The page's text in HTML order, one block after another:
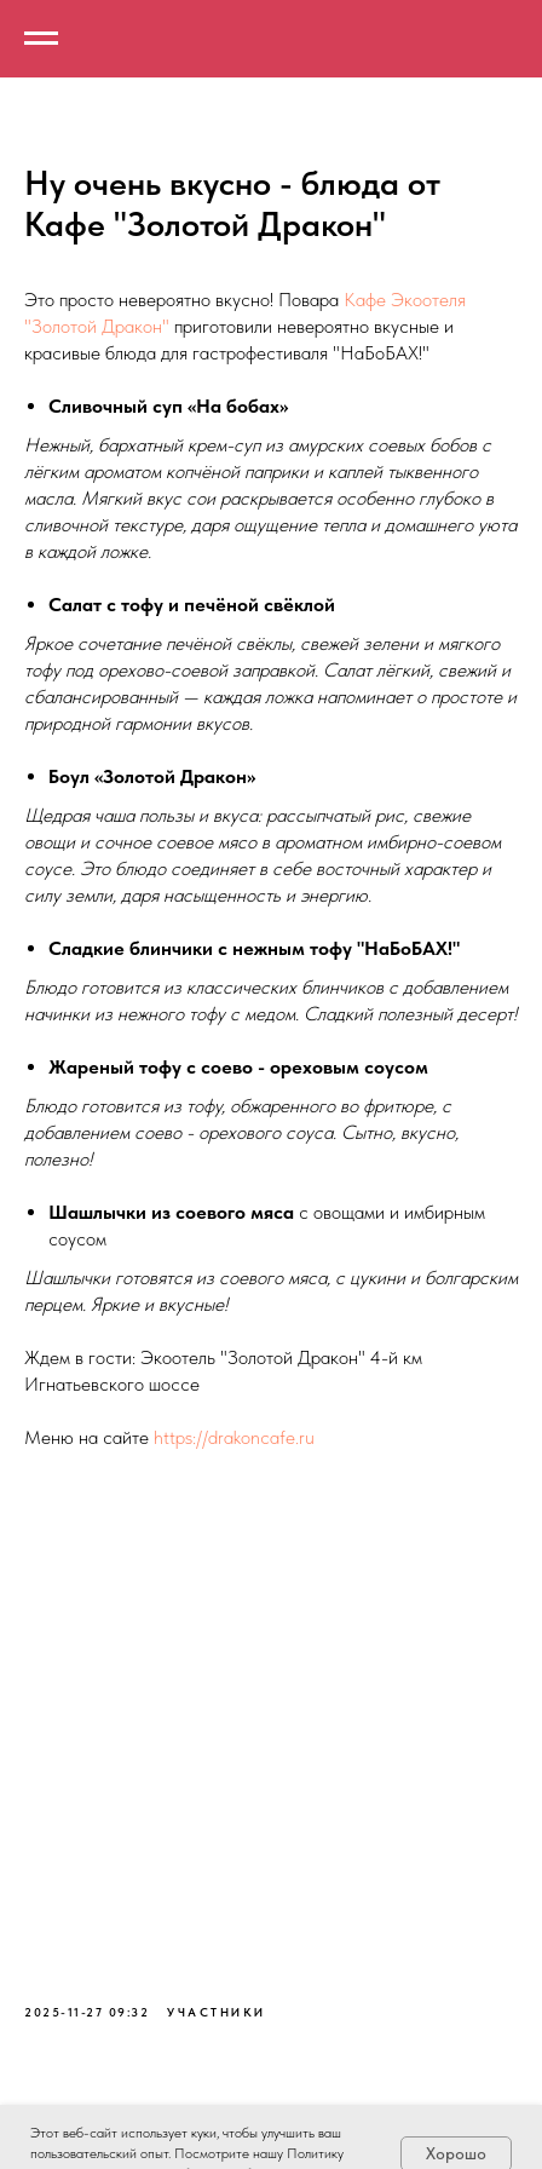
Ну очень вкусно - блюда от
Кафе "Золотой Дракон"
Это просто невероятно вкусно! Повара Кафе Экоотеля
"Золотой Дракон" приготовили невероятно вкусные и
красивые блюда для гастрофестиваля "НаБоБАХ!"
Сливочный суп «На бобах»
Нежный, бархатный крем-суп из амурских соевых бобов с
лёгким ароматом копчёной паприки и каплей тыквенного
масла. Мягкий вкус сои раскрывается особенно глубоко в
сливочной текстуре, даря ощущение тепла и домашнего уюта
в каждой ложке.
Салат с тофу и печёной свёклой
Яркое сочетание печёной свёклы, свежей зелени и мягкого
тофу под орехово-соевой заправкой. Салат лёгкий, свежий и
сбалансированный — каждая ложка напоминает о простоте и
природной гармонии вкусов.
Боул «Золотой Дракон»
Щедрая чаша пользы и вкуса: рассыпчатый рис, свежие
овощи и сочное соевое мясо в ароматном имбирно-соевом
соусе. Это блюдо соединяет в себе восточный характер и
силу земли, даря насыщенность и энергию.
Сладкие блинчики с нежным тофу "НаБоБАХ!"
Блюдо готовится из классических блинчиков с добавлением
начинки из нежного тофу с медом. Сладкий полезный десерт!
Жареный тофу с соево - ореховым соусом
Блюдо готовится из тофу, обжаренного во фритюре, с
добавлением соево - орехового соуса. Сытно, вкусно,
полезно!
Шашлычки из соевого мяса с овощами и имбирным
соусом
Шашлычки готовятся из соевого мяса, с цукини и болгарским
перцем. Яркие и вкусные!
Ждем в гости: Экоотель "Золотой Дракон" 4-й км
Игнатьевского шоссе
Меню на сайте https://drakoncafe.ru
2025-11-27 09:32 УЧАСТНИКИ
Этот веб-сайт использует куки, чтобы улучшить ваш
пользовательский опыт. Посмотрите нашу Политику
Хорошо